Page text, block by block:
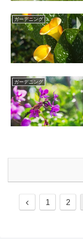
ガーデニング
ガーデニング
前
1 2